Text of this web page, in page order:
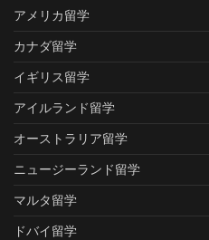
アメリカ留学
カナダ留学
イギリス留学
アイルランド留学
オーストラリア留学
ニュージーランド留学
マルタ留学
ドバイ留学